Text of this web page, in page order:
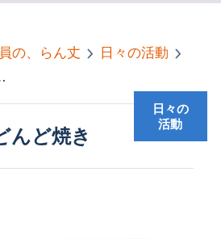
の、らん丈
日々の活動
焼き
んど焼き
日々の
活動